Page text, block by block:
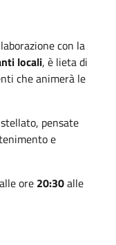
con la
locali, è lieta di
che animerà le
pensate
e
ore 20:30alle